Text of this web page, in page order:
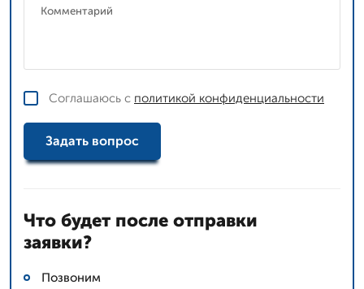
Соглашаюсь с политикой конфиденциальности
Задать вопрос
Что будет после отправки
заявки?
Позвоним